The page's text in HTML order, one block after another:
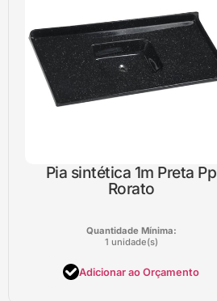
Pia sintética 1m Preta Pp
Rorato
Quantidade Mínima:
1 unidade(s)
Adicionar ao Orçamento